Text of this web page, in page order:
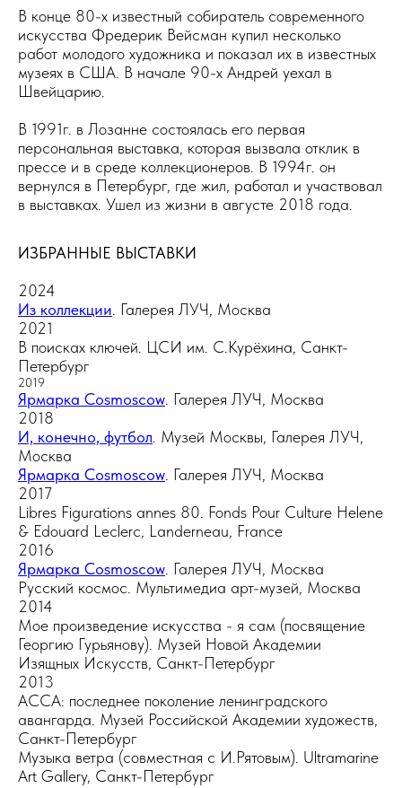
В конце 80-х известный собиратель современного
искусства Фредерик Вейсман купил несколько
работ молодого художника и показал их в известных
музеях в США. В начале 90-х Андрей уехал в
Швейцарию.
В 1991г. в Лозанне состоялась его первая
персональная выставка, которая вызвала отклик в
прессе и в среде коллекционеров. В 1994г. он
вернулся в Петербург, где жил, работал и участвовал
в выставках. Ушел из жизни в августе 2018 года.
ИЗБРАННЫЕ ВЫСТАВКИ
2024
Из коллекции . Галерея ЛУЧ, Москва
2021
В поисках ключей. ЦСИ им. С.Курёхина, Санкт-
Петербург
2019
Ярмарка Cosmoscow . Галерея ЛУЧ, Москва
2018
И, конечно, футбол . Музей Москвы, Галерея ЛУЧ,
Москва
Ярмарка Cosmoscow . Галерея ЛУЧ, Москва
2017
Libres Figurations annes 80. Fonds Pour Culture Helene
& Edouard Leclerc, Landerneau, France
2016
Ярмарка Cosmoscow . Галерея ЛУЧ, Москва
Русский космос. Мультимедиа арт-музей, Москва
2014
Мое произведение искусства - я сам (посвящение
Георгию Гурьянову). Музей Новой Академии
Изящных Искусств, Санкт-Петербург
2013
АССА: последнее поколение ленинградского
авангарда. Музей Российской Академии художеств,
Санкт-Петербург
Музыка ветра (совместная с И.Рятовым). Ultramarine
Art Gallery, Санкт-Петербург